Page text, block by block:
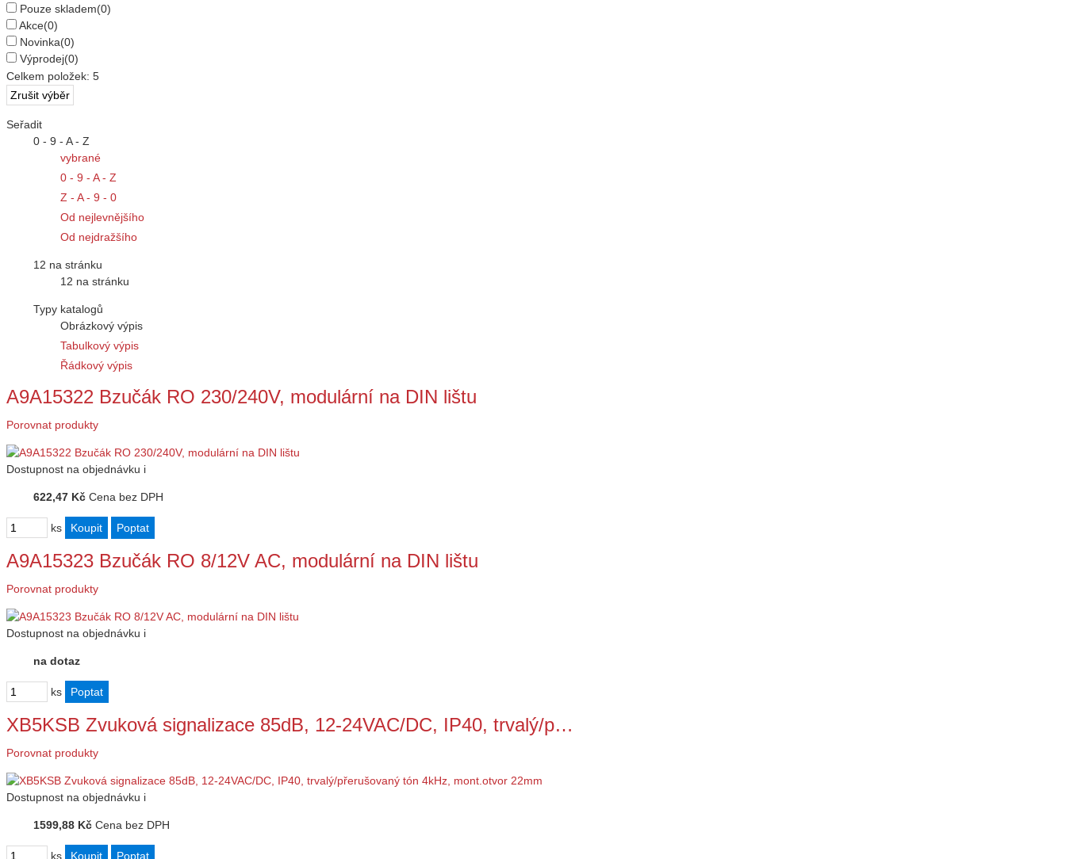
Pouze skladem(0)
Akce(0)
Novinka(0)
Výprodej(0)
Celkem položek: 5
Seřadit
0 - 9 - A - Z
vybrané
0 - 9 - A - Z
Z - A - 9 - 0
Od nejlevnějšího
Od nejdražšího
12 na stránku
12 na stránku
Typy katalogů
Obrázkový výpis
Tabulkový výpis
Řádkový výpis
A9A15322 Bzučák RO 230/240V, modulární na DIN lištu
Porovnat produkty
Dostupnost na objednávku i
622,47 Kč Cena bez DPH
ks
A9A15323 Bzučák RO 8/12V AC, modulární na DIN lištu
Porovnat produkty
Dostupnost na objednávku i
na dotaz
ks
XB5KSB Zvuková signalizace 85dB, 12-24VAC/DC, IP40, trvalý/p…
Porovnat produkty
Dostupnost na objednávku i
1599,88 Kč Cena bez DPH
ks